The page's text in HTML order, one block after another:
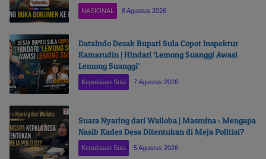
NASIONAL 8 Agustus 2026
DataIndo Desak Bupati Sula Copot Inspektur
Kamarudin | Hindari ‘Lemong Suanggi Awasi
Lemong Suanggi’
Kepulauan Sula 7 Agustus 2026
Suara Nyaring dari Wailoba | Masmina : Mengapa
Nasib Kades Desa Ditentukan di Meja Politisi?
Kepulauan Sula 5 Agustus 2026